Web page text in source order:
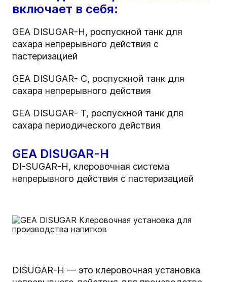
включает в себя:
GEA DISUGAR-H, роспускной танк для
сахара непрерывного действия с
пастеризацией
GEA DISUGAR- C, роспускной танк для
сахара непрерывного действия
GEA DISUGAR- T, роспускной танк для
сахара периодического действия
GEA DISUGAR-H
DI-SUGAR-H, клеровочная система
непрерывного действия с пастеризацией
DISUGAR-H — это клеровочная установка